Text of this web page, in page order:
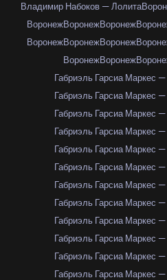
Владимир Набоков — Лолита
ВоронежВоронежВоронеж
ВоронежВоронежВоронеж
ВоронежВоронеж
Габриэль Гарсиа Маркес
Габриэль Гарсиа Маркес
Габриэль Гарсиа Маркес
Габриэль Гарсиа Маркес
Габриэль Гарсиа Маркес
Габриэль Гарсиа Маркес
Габриэль Гарсиа Маркес
Габриэль Гарсиа Маркес
Габриэль Гарсиа Маркес
Габриэль Гарсиа Маркес
Габриэль Гарсиа Маркес
Габриэль Гарсиа Маркес